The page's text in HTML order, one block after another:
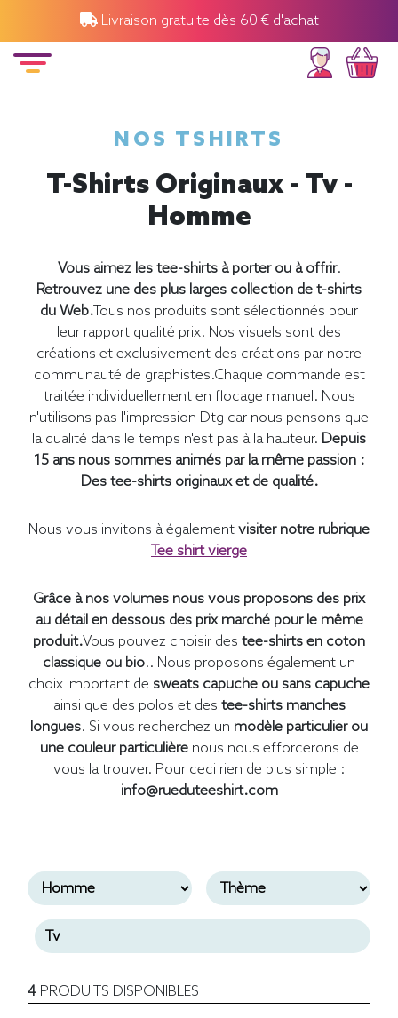
Livraison gratuite dès 60 € d'achat
NOS TSHIRTS
T-Shirts Originaux - Tv -
Homme
Vous aimez les tee-shirts à porter ou à offrir.
Retrouvez une des plus larges collection de t-shirts
du Web.Tous nos produits sont sélectionnés pour
leur rapport qualité prix. Nos visuels sont des
créations et exclusivement des créations par notre
communauté de graphistes.Chaque commande est
traitée individuellement en flocage manuel. Nous
n'utilisons pas l'impression Dtg car nous pensons que
la qualité dans le temps n'est pas à la hauteur. Depuis
15 ans nous sommes animés par la même passion :
Des tee-shirts originaux et de qualité.
Nous vous invitons à également visiter notre rubrique
Tee shirt vierge
Grâce à nos volumes nous vous proposons des prix
au détail en dessous des prix marché pour le même
produit.Vous pouvez choisir des tee-shirts en coton
classique ou bio.. Nous proposons également un
choix important de sweats capuche ou sans capuche
ainsi que des polos et des tee-shirts manches
longues. Si vous recherchez un modèle particulier ou
une couleur particulièrenous nous efforcerons de
vous la trouver. Pour ceci rien de plus simple :
info@rueduteeshirt.com
4 PRODUITS DISPONIBLES